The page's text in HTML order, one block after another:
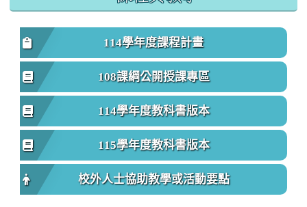
114學年度課程計畫
108課綱公開授課專區
114學年度教科書版本
115學年度教科書版本
校外人士協助教學或活動要點